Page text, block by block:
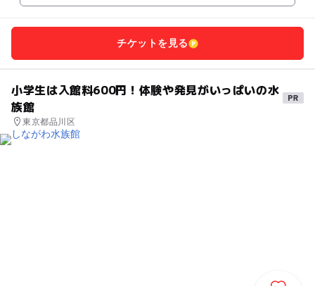
チケットを見る
小学生は入館料600円！体験や発見がいっぱいの水
族館
東京都品川区